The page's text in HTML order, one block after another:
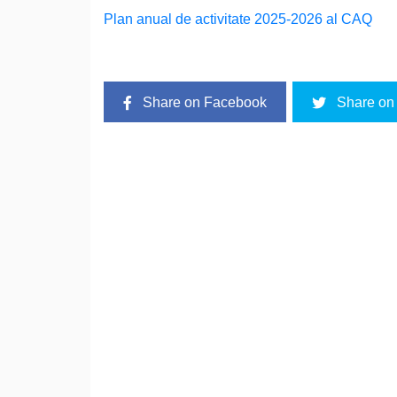
Plan anual de activitate 2025-2026 al CAQ
Share on Facebook Share